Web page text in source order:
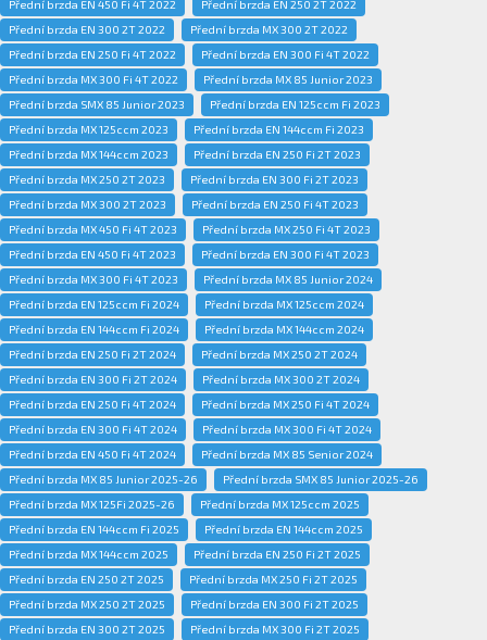
Přední brzda EN 450 Fi 4T 2022
Přední brzda EN 250 2T 2022
Přední brzda EN 300 2T 2022
Přední brzda MX 300 2T 2022
Přední brzda EN 250 Fi 4T 2022
Přední brzda EN 300 Fi 4T 2022
Přední brzda MX 300 Fi 4T 2022
Přední brzda MX 85 Junior 2023
Přední brzda SMX 85 Junior 2023
Přední brzda EN 125ccm Fi 2023
Přední brzda MX 125ccm 2023
Přední brzda EN 144ccm Fi 2023
Přední brzda MX 144ccm 2023
Přední brzda EN 250 Fi 2T 2023
Přední brzda MX 250 2T 2023
Přední brzda EN 300 Fi 2T 2023
Přední brzda MX 300 2T 2023
Přední brzda EN 250 Fi 4T 2023
Přední brzda MX 450 Fi 4T 2023
Přední brzda MX 250 Fi 4T 2023
Přední brzda EN 450 Fi 4T 2023
Přední brzda EN 300 Fi 4T 2023
Přední brzda MX 300 Fi 4T 2023
Přední brzda MX 85 Junior 2024
Přední brzda EN 125ccm Fi 2024
Přední brzda MX 125ccm 2024
Přední brzda EN 144ccm Fi 2024
Přední brzda MX 144ccm 2024
Přední brzda EN 250 Fi 2T 2024
Přední brzda MX 250 2T 2024
Přední brzda EN 300 Fi 2T 2024
Přední brzda MX 300 2T 2024
Přední brzda EN 250 Fi 4T 2024
Přední brzda MX 250 Fi 4T 2024
Přední brzda EN 300 Fi 4T 2024
Přední brzda MX 300 Fi 4T 2024
Přední brzda EN 450 Fi 4T 2024
Přední brzda MX 85 Senior 2024
Přední brzda MX 85 Junior 2025-26
Přední brzda SMX 85 Junior 2025-26
Přední brzda MX 125Fi 2025-26
Přední brzda MX 125ccm 2025
Přední brzda EN 144ccm Fi 2025
Přední brzda EN 144ccm 2025
Přední brzda MX 144ccm 2025
Přední brzda EN 250 Fi 2T 2025
Přední brzda EN 250 2T 2025
Přední brzda MX 250 Fi 2T 2025
Přední brzda MX 250 2T 2025
Přední brzda EN 300 Fi 2T 2025
Přední brzda EN 300 2T 2025
Přední brzda MX 300 Fi 2T 2025